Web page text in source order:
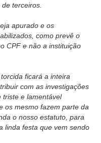
terceiros.
apurado e os
como prevê o
CPF e não a instituição
ficará a inteira
com as investigações
triste e lamentável
os mesmo fazem parte da
o nosso estatuto, para
linda festa que vem sendo